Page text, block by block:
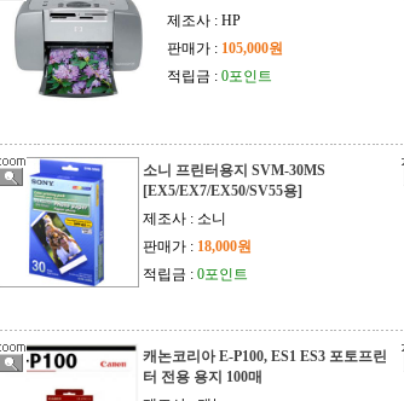
제조사 : HP
판매가 : 105,000원
적립금 : 0포인트
소니 프린터용지 SVM-30MS
[EX5/EX7/EX50/SV55용]
제조사 : 소니
판매가 : 18,000원
적립금 : 0포인트
캐논코리아 E-P100, ES1 ES3 포토프린
터 전용 용지 100매